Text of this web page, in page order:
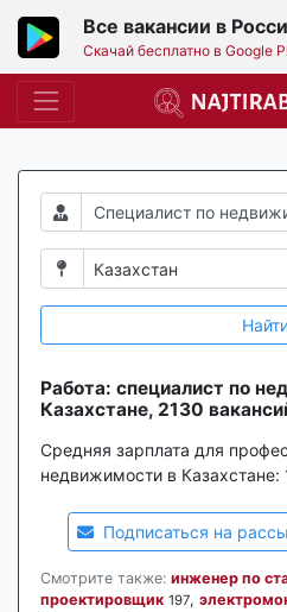
Все вакансии в
Скачай бесплатно в Google
Казахстан
Работа: специалист по
Казахстане, 2130
Средняя зарплата для
недвижимости в Казахстане:
Подписаться на
Смотрите также: инженер по
проектировщик 197,